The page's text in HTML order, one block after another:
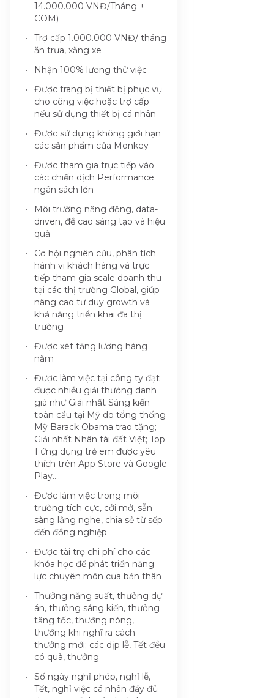
14.000.000 VNĐ/Tháng +
COM)
Trợ cấp 1.000.000 VNĐ/ tháng
ăn trưa, xăng xe
Nhận 100% lương thử việc
Được trang bị thiết bị phục vụ
cho công việc hoặc trợ cấp
nếu sử dụng thiết bị cá nhân
Được sử dụng không giới hạn
các sản phẩm của Monkey
Được tham gia trực tiếp vào
các chiến dịch Performance
ngân sách lớn
Môi trường năng động, data-
driven, đề cao sáng tạo và hiệu
quả
Cơ hội nghiên cứu, phân tích
hành vi khách hàng và trực
tiếp tham gia scale doanh thu
tại các thị trường Global, giúp
nâng cao tư duy growth và
khả năng triển khai đa thị
trường
Được xét tăng lương hàng
năm
Được làm việc tại công ty đạt
được nhiều giải thưởng danh
giá như Giải nhất Sáng kiến
toàn cầu tại Mỹ do tổng thống
Mỹ Barack Obama trao tặng;
Giải nhất Nhân tài đất Việt; Top
1 ứng dụng trẻ em được yêu
thích trên App Store và Google
Play….
Được làm việc trong môi
trường tích cực, cởi mở, sẵn
sàng lắng nghe, chia sẻ từ sếp
đến đồng nghiệp
Được tài trợ chi phí cho các
khóa học để phát triển năng
lực chuyên môn của bản thân
Thưởng năng suất, thưởng dự
án, thưởng sáng kiến, thưởng
tăng tốc, thưởng nóng,
thưởng khi nghĩ ra cách
thưởng mới; các dịp lễ, Tết đều
có quà, thưởng
Số ngày nghỉ phép, nghỉ lễ,
Tết, nghỉ việc cá nhân đầy đủ